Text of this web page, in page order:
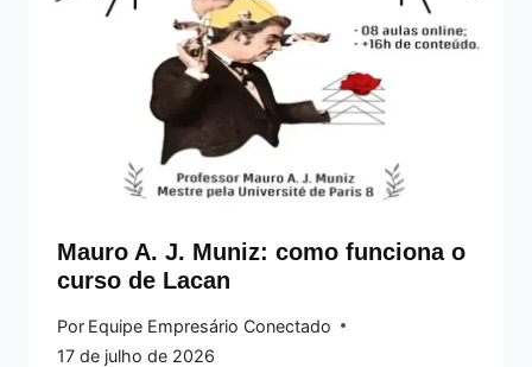
Mauro A. J. Muniz: como funciona o
curso de Lacan
Por Equipe Empresário Conectado
17 de julho de 2026